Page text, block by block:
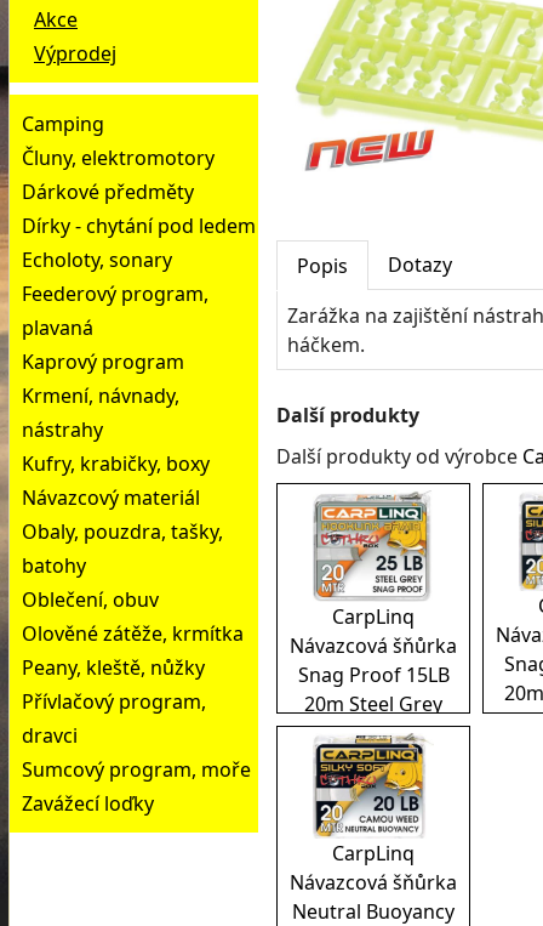
Akce
Výprodej
Camping
Čluny, elektromotory
Dárkové předměty
Dírky - chytání pod ledem
Echoloty, sonary
Feederový program,
plavaná
Kaprový program
Krmení, návnady,
nástrahy
Kufry, krabičky, boxy
Návazcový materiál
Obaly, pouzdra, tašky,
batohy
Oblečení, obuv
Olověné zátěže, krmítka
Peany, kleště, nůžky
Přívlačový program,
dravci
Sumcový program, moře
Zavážecí loďky
Popis
Dotazy
Zarážka na zajištění
háčkem.
Další produkty
Další produkty od výrobce
CarpLinq
Návazcová šňůrka
Snag Proof 15LB
20m Steel Grey
CarpLinq
Návazcová šňůrka
Neutral Buoyancy